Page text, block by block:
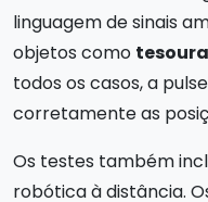
linguagem de sinais
objetos como
todos os casos, a
corretamente as
Os testes também
robótica à distância.